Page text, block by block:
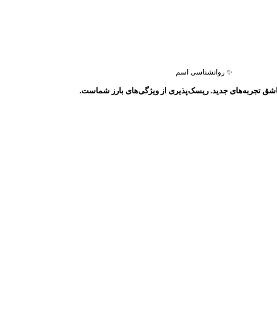
✨ روانشناسی اسم
تجربه‌های جدید. ریسک‌پذیری از ویژگی‌های بارز شماست.